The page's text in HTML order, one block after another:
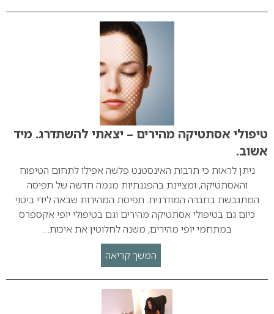
טיפולי אסתטיקה מהירים – יצאתי להשתדרג. מיד
אשוב.
ניתן לראות כי תרבות האינסטנט פלשה אפילו לתחום הטיפוח
והאסתטיקה, ומציינת בהפגנתיות מגמה חדשה של תפיסה
המתגבשת בחברה המודרנית. תפיסת המהירות שבאה לידי ביטוי
כיום גם בטיפולי אסתטיקה מהירים וגם בטיפולי יופי אקספרס
במתחמי יופי מהירים, משנה לחלוטין את איכות…
המשך קריאה